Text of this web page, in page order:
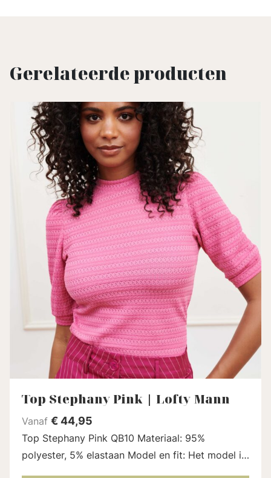
Gerelateerde producten
Top Stephany Pink | Lofty Mann
Vanaf €44,95
Top Stephany Pink QB10 Materiaal: 95%
polyester, 5% elastaan Model en fit: Het model is